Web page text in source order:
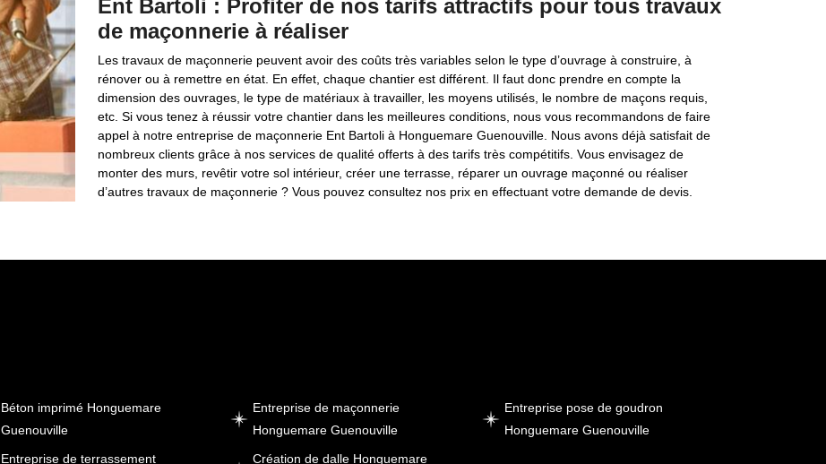
Ent Bartoli : Profiter de nos tarifs attractifs pour tous travaux
de maçonnerie à réaliser
Les travaux de maçonnerie peuvent avoir des coûts très variables selon le type d’ouvrage à construire, à
rénover ou à remettre en état. En effet, chaque chantier est différent. Il faut donc prendre en compte la
dimension des ouvrages, le type de matériaux à travailler, les moyens utilisés, le nombre de maçons requis,
etc. Si vous tenez à réussir votre chantier dans les meilleures conditions, nous vous recommandons de faire
appel à notre entreprise de maçonnerie Ent Bartoli à Honguemare Guenouville. Nous avons déjà satisfait de
nombreux clients grâce à nos services de qualité offerts à des tarifs très compétitifs. Vous envisagez de
monter des murs, revêtir votre sol intérieur, créer une terrasse, réparer un ouvrage maçonné ou réaliser
d’autres travaux de maçonnerie ? Vous pouvez consultez nos prix en effectuant votre demande de devis.
Béton imprimé Honguemare
Guenouville
Entreprise de terrassement
Entreprise de maçonnerie
Honguemare Guenouville
Création de dalle Honguemare
Entreprise pose de goudron
Honguemare Guenouville